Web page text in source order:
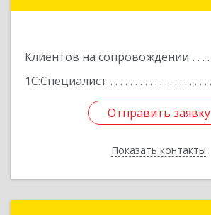
Клиентов на сопровождении
1С:Специалист
Отправить заявку
Показать контакты
Отправить заявку
Назад